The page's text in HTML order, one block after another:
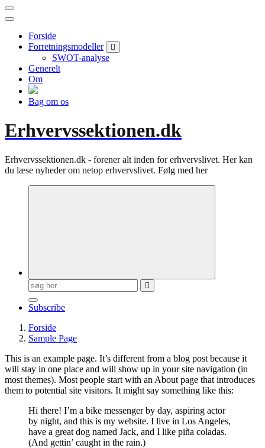
Forside
Forretningsmodeller
SWOT-analyse
Generelt
Om
Bag om os
Erhvervssektionen.dk
Erhvervssektionen.dk - forener alt inden for erhvervslivet. Her kan
du læse nyheder om netop erhvervslivet. Følg med her
Søg
efter:
Subscribe
Forside
Sample Page
This is an example page. It’s different from a blog post because it
will stay in one place and will show up in your site navigation (in
most themes). Most people start with an About page that introduces
them to potential site visitors. It might say something like this:
Hi there! I’m a bike messenger by day, aspiring actor
by night, and this is my website. I live in Los Angeles,
have a great dog named Jack, and I like piña coladas.
(And gettin’ caught in the rain.)